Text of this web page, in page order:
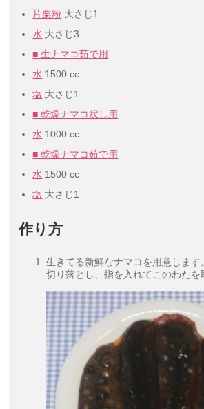
片栗粉 大さじ1
水 大さじ3
■ 生ナマコ茹で用
水 1500 cc
塩 大さじ1
■ 乾燥ナマコ戻し用
水 1000 cc
■ 乾燥ナマコ茹で用
水 1500 cc
塩 大さじ1
作り方
生きてる新鮮なナマコを用意します
切り落とし、指を入れてこのわたを